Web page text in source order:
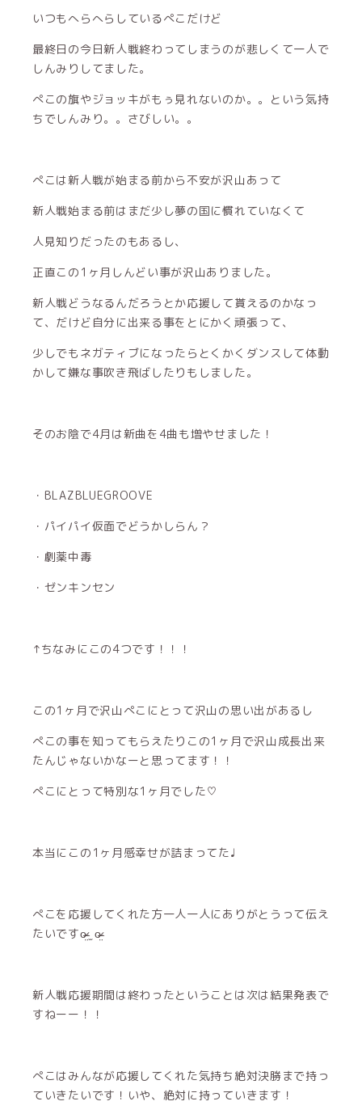
いつもへらへらしているぺこだけど
最終日の今日新人戦終わってしまうのが悲しくて一人で
しんみりしてました。
ぺこの旗やジョッキがもぅ見れないのか。。という気持
ちでしんみり。。さびしい。。
ぺこは新人戦が始まる前から不安が沢山あって
新人戦始まる前はまだ少し夢の国に慣れていなくて
人見知りだったのもあるし、
正直この1ヶ月しんどい事が沢山ありました。
新人戦どうなるんだろうとか応援して貰えるのかなっ
て、だけど自分に出来る事をとにかく頑張って、
少しでもネガティブになったらとくかくダンスして体動
かして嫌な事吹き飛ばしたりもしました。
そのお陰で4月は新曲を4曲も増やせました！
・BLAZBLUEGROOVE
・パイパイ仮面でどうかしらん？
・劇薬中毒
・ゼンキンセン
↑ちなみにこの4つです！！！
この1ヶ月で沢山ぺこにとって沢山の思い出があるし
ぺこの事を知ってもらえたりこの1ヶ月で沢山成長出来
たんじゃないかなーと思ってます！！
ぺこにとって特別な1ヶ月でした♡
本当にこの1ヶ月感幸せが詰まってた♩
ぺこを応援してくれた方一人一人にありがとうって伝え
たいですo̴̶̷̤ ̫ o̴̶̷̤
新人戦応援期間は終わったということは次は結果発表で
すねーー！！
ぺこはみんなが応援してくれた気持ち絶対決勝まで持っ
ていきたいです！いや、絶対に持っていきます！